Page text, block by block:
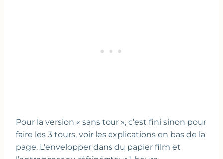
Pour la version « sans tour », c’est fini sinon pour
faire les 3 tours, voir les explications en bas de la
page. L’envelopper dans du papier film et